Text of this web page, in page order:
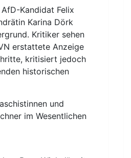
Kandidat Felix
Karina Dörk
Kritiker sehen
erstattete Anzeige
kritisiert jedoch
historischen
und
im Wesentlichen